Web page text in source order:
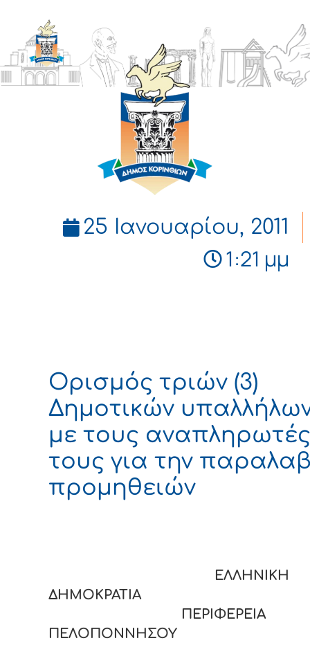
ΔΗΜΟΣ
ΚΟΡΙΝΘΙΩΝ
25 Ιανουαρίου, 2011
1:21 μμ
Ορισμός τριών (3)
Δημοτικών
με τους αναπληρωτές
τους για την
προμηθειών
ΕΛΛΗΝΙΚΗ
ΔΗΜΟΚΡΑΤΙΑ
ΠΕΡΙΦΕΡΕΙΑ
ΠΕΛΟΠΟΝΝΗΣΟΥ